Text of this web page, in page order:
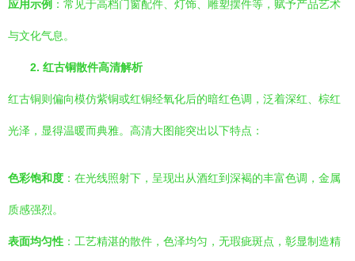
应用示例 ：常见于高档门窗配件、灯饰、雕塑摆件等，赋予产品艺术
与文化气息。
2. 红古铜散件高清解析
红古铜则偏向模仿紫铜或红铜经氧化后的暗红色调，泛着深红、棕红
光泽，显得温暖而典雅。高清大图能突出以下特点：
色彩饱和度 ：在光线照射下，呈现出从酒红到深褐的丰富色调，金属
质感强烈。
表面均匀性 ：工艺精湛的散件，色泽均匀，无瑕疵斑点，彰显制造精